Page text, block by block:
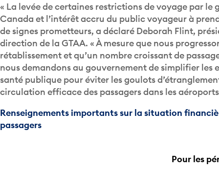
« La levée de certaines restrictions de voyage par le
Canada et l’intérêt accru du public voyageur à
de signes prometteurs, a déclaré Deborah Flint,
direction de la GTAA. « À mesure que nous
rétablissement et qu’un nombre croissant de
nous demandons au gouvernement de simplifier les
santé publique pour éviter les goulots
circulation efficace des passagers dans les
Renseignements importants sur la situation
passagers
Pour les